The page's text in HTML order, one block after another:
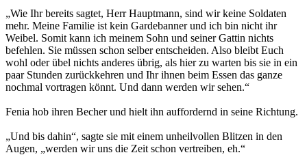
„Wie Ihr bereits sagtet, Herr Hauptmann, sind wir keine Soldaten
mehr. Meine Familie ist kein Gardebanner und ich bin nicht ihr
Weibel. Somit kann ich meinem Sohn und seiner Gattin nichts
befehlen. Sie müssen schon selber entscheiden. Also bleibt Euch
wohl oder übel nichts anderes übrig, als hier zu warten bis sie in ein
paar Stunden zurückkehren und Ihr ihnen beim Essen das ganze
nochmal vortragen könnt. Und dann werden wir sehen.“
Fenia hob ihren Becher und hielt ihn auffordernd in seine Richtung.
„Und bis dahin“, sagte sie mit einem unheilvollen Blitzen in den
Augen, „werden wir uns die Zeit schon vertreiben, eh.“